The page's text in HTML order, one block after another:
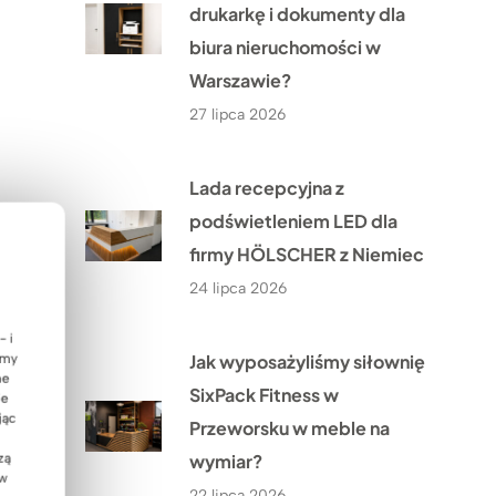
i
drukarkę i dokumenty dla
biura nieruchomości w
Warszawie?
27 lipca 2026
Lada recepcyjna z
podświetleniem LED dla
firmy HÖLSCHER z Niemiec
24 lipca 2026
Jak wyposażyliśmy siłownię
SixPack Fitness w
Przeworsku w meble na
wymiar?